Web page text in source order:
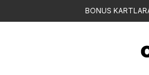
BONUS